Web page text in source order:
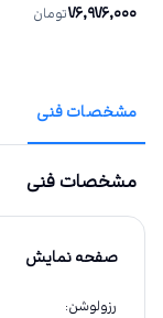
76,976,000تومان
مشخصات فنی
مشخصات فنی
صفحه نمایش
رزولوشن: